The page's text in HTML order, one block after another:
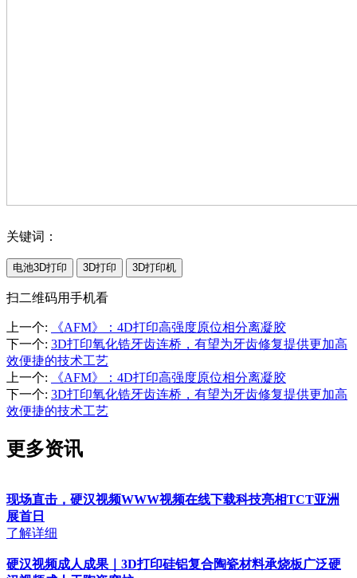
关键词：
电池3D打印 3D打印 3D打印机
扫二维码用手机看
上一个:
《AFM》：4D打印高强度原位相分离凝胶
下一个: 3D打印氧化锆牙齿连桥，有望为牙齿修复提供更加高
效便捷的技术工艺
上一个:
《AFM》：4D打印高强度原位相分离凝胶
下一个: 3D打印氧化锆牙齿连桥，有望为牙齿修复提供更加高
效便捷的技术工艺
更多资讯
现场直击，硬汉视频WWW视频在线下载科技亮相TCT亚洲
展首日
了解详细
硬汉视频成人成果｜3D打印硅铝复合陶瓷材料承烧板广泛硬